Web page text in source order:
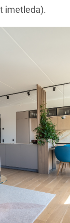
imetleda).